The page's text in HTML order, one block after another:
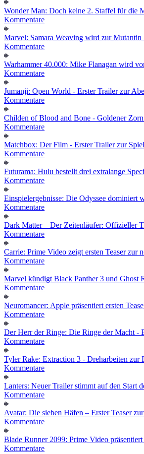
Wonder Man: Doch keine 2. Staffel für die
Kommentare
Marvel: Samara Weaving wird zur Mutantin
Kommentare
Warhammer 40.000: Mike Flanagan wird
Kommentare
Jumanji: Open World - Erster Trailer zur
Kommentare
Childen of Blood and Bone - Goldener
Kommentare
Matchbox: Der Film - Erster Trailer zur
Kommentare
Futurama: Hulu bestellt drei extralange
Kommentare
Einspielergebnisse: Die Odyssee dominiert
Kommentare
Dark Matter – Der Zeitenläufer: Offizieller
Kommentare
Carrie: Prime Video zeigt ersten Teaser zur
Kommentare
Marvel kündigt Black Panther 3 und Ghost
Kommentare
Neuromancer: Apple präsentiert ersten
Kommentare
Der Herr der Ringe: Die Ringe der Macht -
Kommentare
Tyler Rake: Extraction 3 - Dreharbeiten zur
Kommentare
Lanters: Neuer Trailer stimmt auf den Start
Kommentare
Avatar: Die sieben Häfen – Erster Teaser
Kommentare
Blade Runner 2099: Prime Video präsentiert
Kommentare